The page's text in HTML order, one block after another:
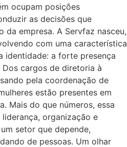
ocupam posições
as decisões que
da empresa. A Servfaz nasceu,
com uma característica
identidade: a forte presença
cargos de diretoria à
pela coordenação de
estão presentes em
Mais do que números, essa
organização e
setor que depende,
de pessoas. Um olhar